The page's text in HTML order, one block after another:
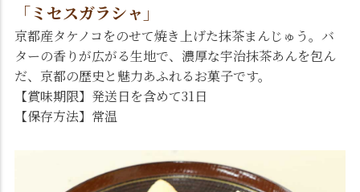
「ミセスガラシャ」
京都産タケノコをのせて焼き上げた抹茶まんじゅう。バ
ターの香りが広がる生地で、濃厚な宇治抹茶あんを包ん
だ、京都の歴史と魅力あふれるお菓子です。
【賞味期限】発送日を含めて31日
【保存方法】常温